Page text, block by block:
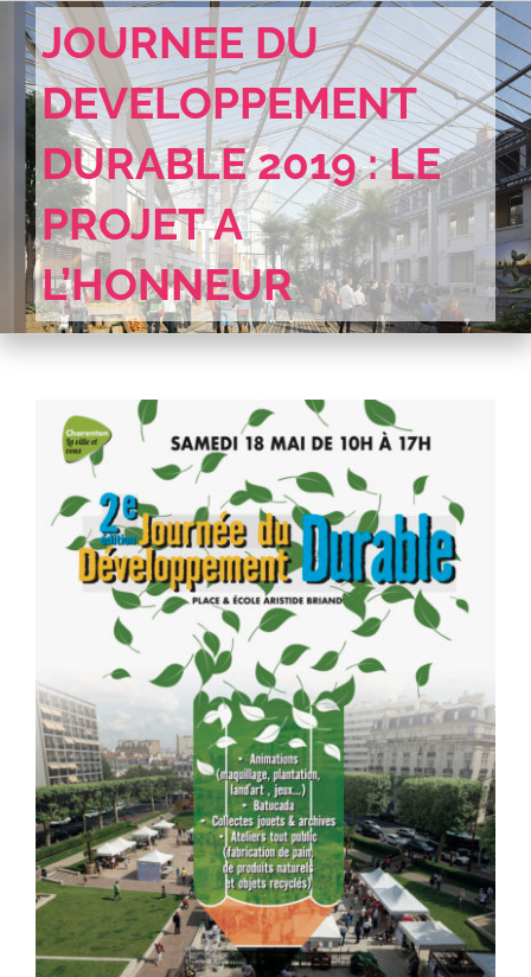
Skip
contentJOURNEE DU
DEVELOPPEMENT
DURABLE 2019 : LE
PROJET A
L’HONNEUR
Larger
Image